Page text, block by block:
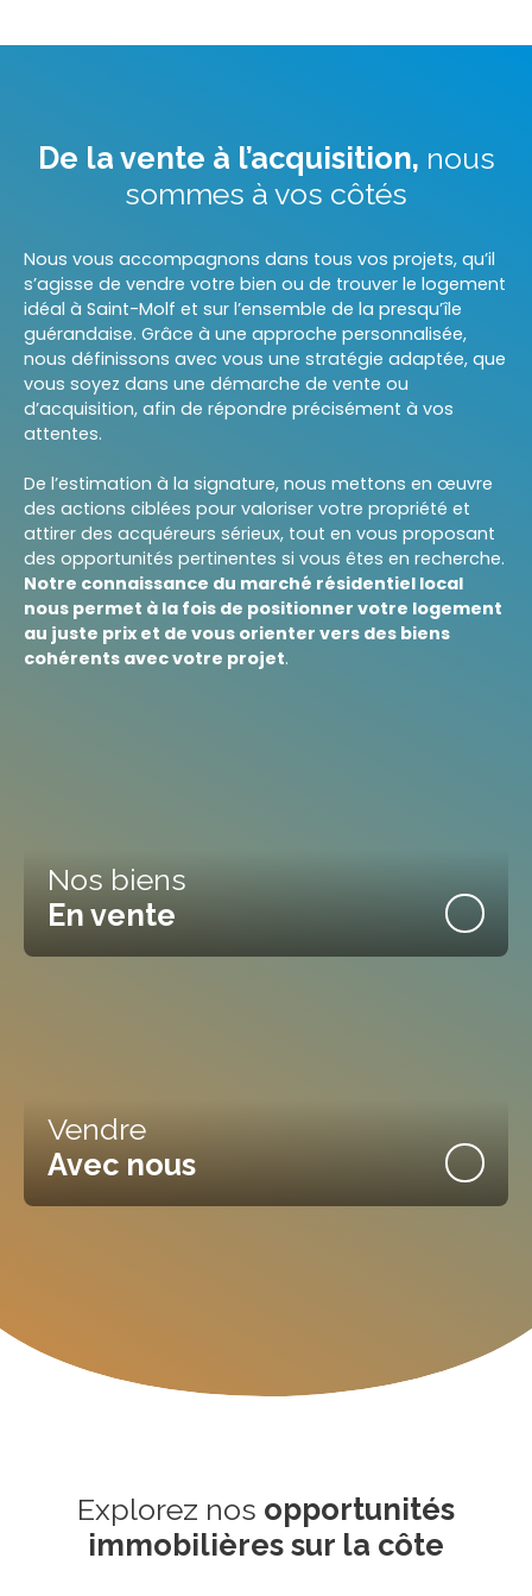
De la vente à l’acquisition, nous
sommes à vos côtés
Nous vous accompagnons dans tous vos projets, qu’il
s’agisse de vendre votre bien ou de trouver le logement
idéal à Saint-Molf et sur l’ensemble de la presqu’île
guérandaise. Grâce à une approche personnalisée,
nous définissons avec vous une stratégie adaptée, que
vous soyez dans une démarche de vente ou
d’acquisition, afin de répondre précisément à vos
attentes.
De l’estimation à la signature, nous mettons en œuvre
des actions ciblées pour valoriser votre propriété et
attirer des acquéreurs sérieux, tout en vous proposant
des opportunités pertinentes si vous êtes en recherche.
Notre connaissance du marché résidentiel local
nous permet à la fois de positionner votre logement
au juste prix et de vous orienter vers des biens
cohérents avec votre projet.
Nos biens
En vente
Vendre
Avec nous
Explorez nos opportunités
immobilières sur la côte